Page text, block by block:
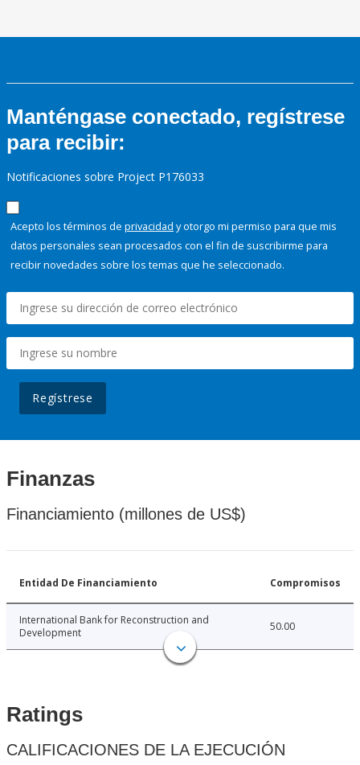
Manténgase conectado, regístrese
para recibir:
Notificaciones sobre Project P176033
Acepto los términos de privacidad y otorgo mi permiso para que mis
datos personales sean procesados con el fin de suscribirme para
recibir novedades sobre los temas que he seleccionado.
Regístrese
Finanzas
Financiamiento (millones de US$)
Entidad De Financiamiento Compromisos
International Bank for Reconstruction and
Development
50.00
Ratings
CALIFICACIONES DE LA EJECUCIÓN